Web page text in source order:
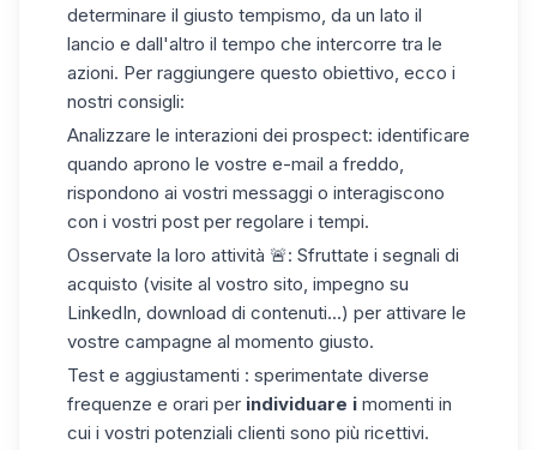
determinare il giusto tempismo, da un lato il
lancio e dall'altro il tempo che intercorre tra le
azioni. Per raggiungere questo obiettivo, ecco i
nostri consigli:
Analizzare le interazioni dei prospect: identificare
quando aprono le vostre e-mail a freddo,
rispondono ai vostri messaggi o interagiscono
con i vostri post per regolare i tempi.
Osservate la loro attività 🚨: Sfruttate i segnali di
acquisto (visite al vostro sito, impegno su
LinkedIn, download di contenuti...) per attivare le
vostre campagne al momento giusto.
Test e aggiustamenti : sperimentate diverse
frequenze e orari per individuare i momenti in
cui i vostri potenziali clienti sono più ricettivi.